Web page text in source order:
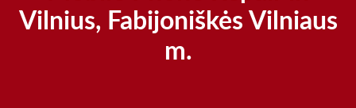
Vilnius, Fabijoniškės Vilniaus
m.